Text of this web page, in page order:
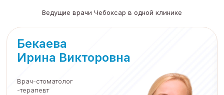
Ведущие врачи Чебоксар в одной клинике
Бекаева
Ирина Викторовна
Врач-стоматолог
-терапевт